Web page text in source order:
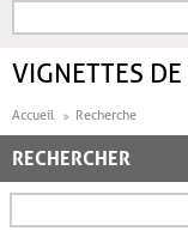
FORMULAIRE DE
VIGNETTES
Accueil Recherche
RECHERCHER